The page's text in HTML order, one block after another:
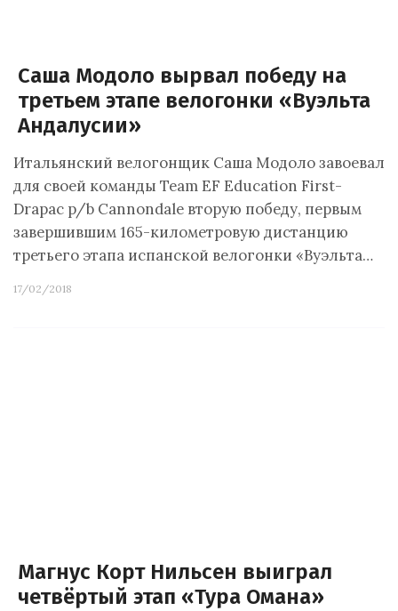
Саша Модоло вырвал победу на
третьем этапе велогонки «Вуэльта
Андалусии»
Итальянский велогонщик Саша Модоло завоевал
для своей команды Team EF Education First-
Drapac p/b Cannondale вторую победу, первым
завершившим 165-километровую дистанцию
третьего этапа испанской велогонки «Вуэльта…
17/02/2018
Магнус Корт Нильсен выиграл
четвёртый этап «Тура Омана»